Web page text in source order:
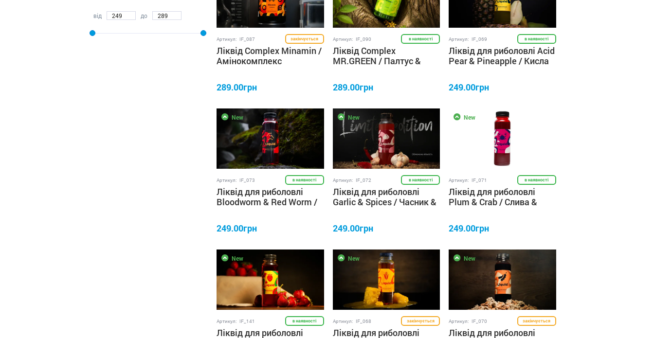
від до
Артикул: IF_087 закінчується
Ліквід Complex Minamin /
Амінокомплекс
250 мл IRON FISH
289.00грн
Артикул: IF_090 в наявності
Ліквід Complex
MR.GREEN / Палтус &
FISH
289.00грн
Артикул: IF_069 в наявності
Ліквід для риболовлі Acid
Pear & Pineapple / Кисла
IRON FISH
249.00грн
New
Артикул: IF_073 в наявності
Ліквід для риболовлі
Bloodworm & Red Worm /
IRON FISH
249.00грн
New
Артикул: IF_072 в наявності
Ліквід для риболовлі
Garlic & Spices / Часник &
249.00грн
New
Артикул: IF_071 в наявності
Ліквід для риболовлі
Plum & Crab / Слива &
249.00грн
New
Артикул: IF_141 в наявності
Ліквід для риболовлі
New
Артикул: IF_068 закінчується
Ліквід для риболовлі
New
Артикул: IF_070 закінчується
Ліквід для риболовлі